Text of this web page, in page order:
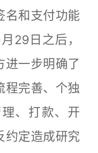
名和支付功能
29日之后，
进一步明确了
程完善、个独
、打款、开
约定造成研究